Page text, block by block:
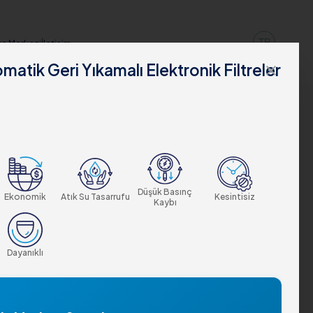
Merkeziİletişim TR
close
Geri Yıkamalı Elektronik Filtreler
Ekonomik Atık Su Tasarrufu
Düşük Basınç
Kaybı
Kesintisiz
Dayanıklı